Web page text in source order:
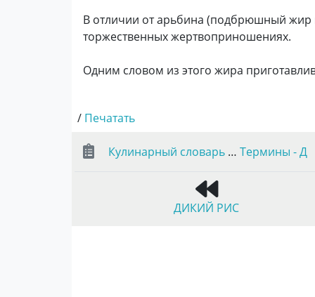
В отличии от арьбина (подбрюшный жир
торжественных жертвоприношениях.
Одним словом из этого жира
/ Печатать
Кулинарный словарь … Термины - Д
ДИКИЙ РИС